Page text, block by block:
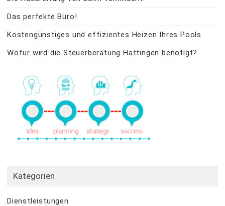
Das perfekte Büro!
Kostengünstiges und effizientes Heizen Ihres Pools
Wofür wird die Steuerberatung Hattingen benötigt?
Kategorien
Dienstleistungen